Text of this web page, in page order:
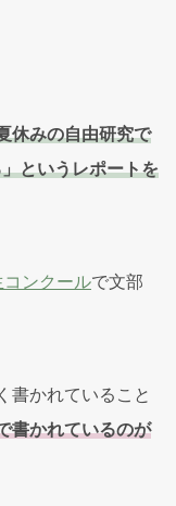
休みの自由研究で
というレポートを
ンクールで文部
書かれていること
書かれているのが